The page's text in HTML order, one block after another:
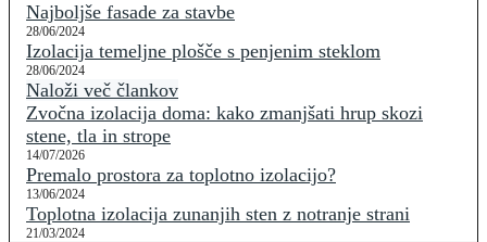
Najboljše fasade za stavbe
28/06/2024
Izolacija temeljne plošče s penjenim steklom
28/06/2024
Naloži več člankov
Zvočna izolacija doma: kako zmanjšati hrup skozi
stene, tla in strope
14/07/2026
Premalo prostora za toplotno izolacijo?
13/06/2024
Toplotna izolacija zunanjih sten z notranje strani
21/03/2024